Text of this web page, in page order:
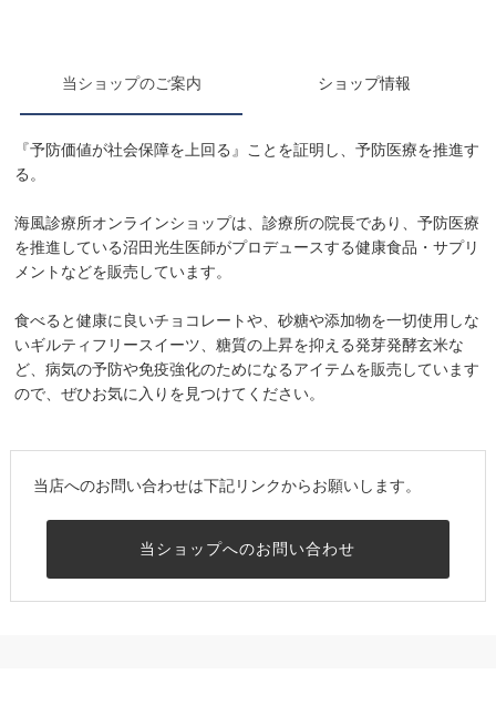
当ショップのご案内 ショップ情報
『予防価値が社会保障を上回る』ことを証明し、予防医療を推進す
る。
海風診療所オンラインショップは、診療所の院長であり、予防医療
を推進している沼田光生医師がプロデュースする健康食品・サプリ
メントなどを販売しています。
食べると健康に良いチョコレートや、砂糖や添加物を一切使用しな
いギルティフリースイーツ、糖質の上昇を抑える発芽発酵玄米な
ど、病気の予防や免疫強化のためになるアイテムを販売しています
ので、ぜひお気に入りを見つけてください。
当店へのお問い合わせは下記リンクからお願いします。
当ショップへのお問い合わせ